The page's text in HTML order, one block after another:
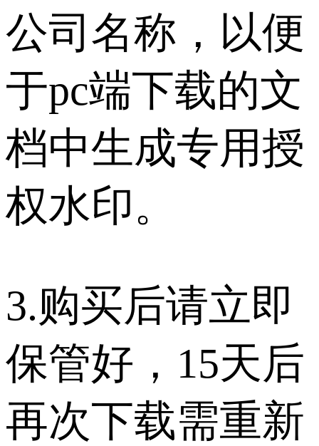
公司名称，以便
于pc端下载的文
档中生成专用授
权水印。
3.购买后请立即
保管好，15天后
再次下载需重新